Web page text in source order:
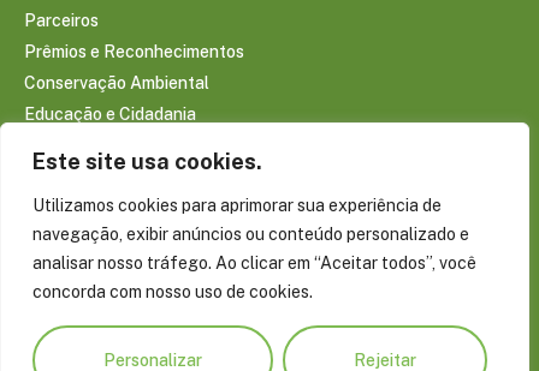
Este site usa cookies.
Utilizamos cookies para aprimorar sua experiência de
navegação, exibir anúncios ou conteúdo personalizado e
analisar nosso tráfego. Ao clicar em “Aceitar todos”, você
concorda com nosso uso de cookies.
Personalizar Rejeitar
Parceiros
Prêmios e Reconhecimentos
Conservação Ambiental
Educação e Cidadania
Sociobioeconomia Amazônica
CONTEÚDOS
Notícias
Reportagens
Publicações
Conecte-se com a Amazônia